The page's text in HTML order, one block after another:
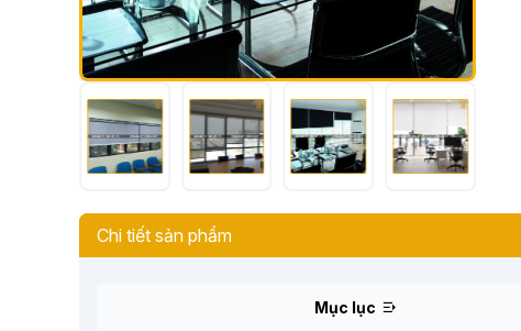
Chi tiết sản phẩm
Mục lục